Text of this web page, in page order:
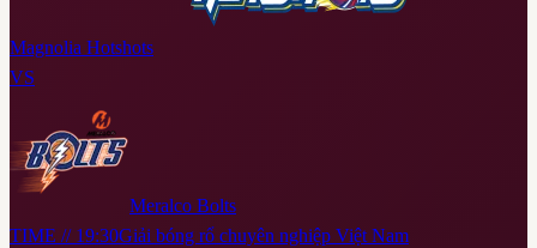
Magnolia Hotshots
VS
Meralco Bolts
TIME // 19:30Giải bóng rổ chuyên nghiệp Việt Nam